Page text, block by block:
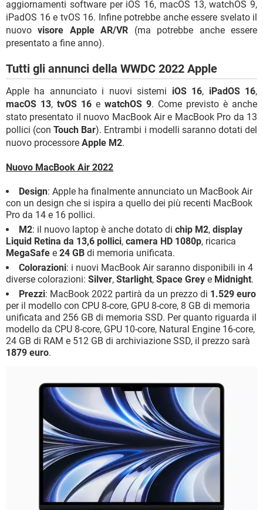
aggiornamenti software per iOS 16, macOS 13, watchOS 9,
iPadOS 16 e tvOS 16. Infine potrebbe anche essere svelato il
nuovovisore Apple AR/VR (ma potrebbe anche essere
presentato a fine anno).
Tutti gli annunci della WWDC 2022 Apple
Apple ha annunciato i nuovi sistemi iOS 16, iPadOS 16,
macOS 13, tvOS 16 e watchOS 9. Come previsto è anche
stato presentato il nuovo MacBook Air e MacBook Pro da 13
pollici (conTouch Bar). Entrambi i modelli saranno dotati del
nuovo processore Apple M2.
Nuovo MacBook Air 2022
Design: Apple ha finalmente annunciato un MacBook Air
con un design che si ispira a quello dei più recenti MacBook
Pro da 14 e 16 pollici.
M2: il nuovo laptop è anche dotato di chip M2, display
Liquid Retina da 13,6 pollici, camera HD 1080p, ricarica
MegaSafe e 24 GB di memoria unificata.
Colorazioni: i nuovi MacBook Air saranno disponibili in 4
diverse colorazioni: Silver, Starlight, Space Grey e Midnight.
Prezzi: MacBook 2022 partirà da un prezzo di 1.529 euro
per il modello con CPU 8-core, GPU 8-core, 8 GB di memoria
unificata and 256 GB di memoria SSD. Per quanto riguarda il
modello da CPU 8-core, GPU 10-core, Natural Engine 16-core,
24 GB di RAM e 512 GB di archiviazione SSD, il prezzo sarà
1879 euro.